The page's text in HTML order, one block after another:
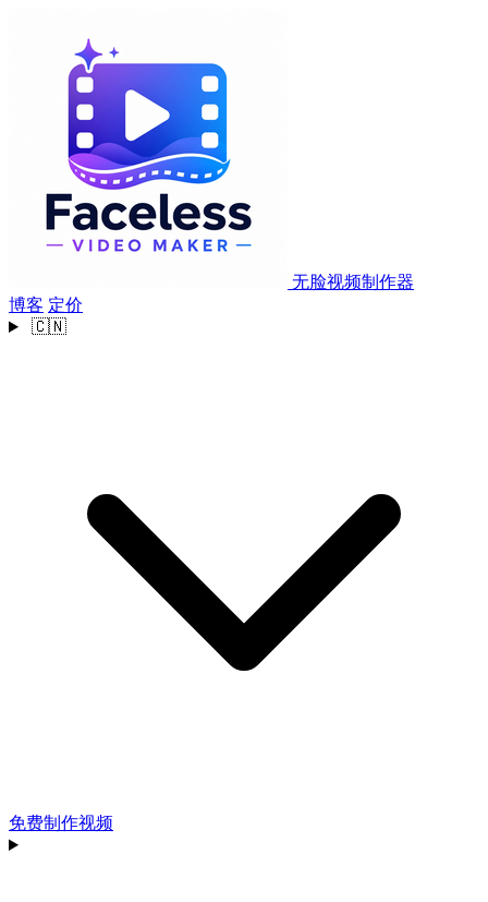
无脸视频制作器
博客 定价
🇨🇳
免费制作视频